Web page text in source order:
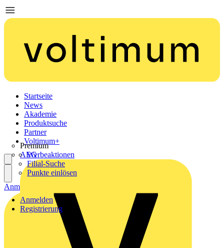
Startseite
News
Akademie
Produktsuche
Partner
Premium
AEG
Voltimum+
Werbeaktionen
Filial-Suche
Punkte einlösen
Anmelden
Registrierung
Anmelden